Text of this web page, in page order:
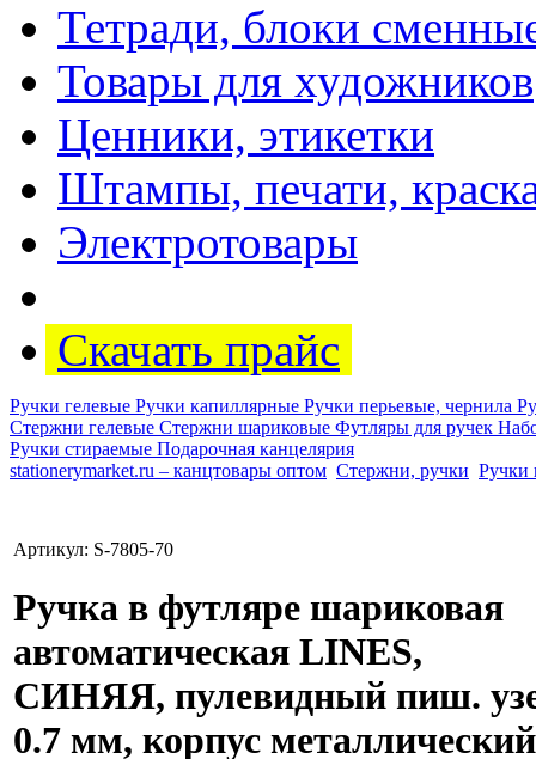
Тетради, блоки
Товары для художников
Ценники, этикетки
Штампы, печати,
Электротовары
Скачать прайс
Ручки гелевые Ручки капиллярные Ручки перьевые, чернила
Стержни гелевые Стержни шариковые Футляры для ручек
Ручки стираемые Подарочная канцелярия
stationerymarket.ru – канцтовары оптом Стержни, ручки Ручки
Артикул: S-7805-70
Ручка в футляре шариковая
автоматическая LINES,
СИНЯЯ, пулевидный пиш.
0.7 мм, корпус